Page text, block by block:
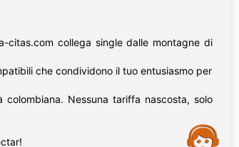
citas.com collega single dalle montagne di
che condividono il tuo entusiasmo per
Nessuna tariffa nascosta, solo